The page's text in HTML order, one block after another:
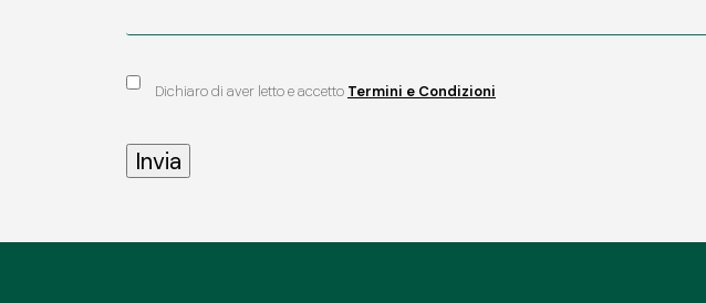
Dichiaro di aver letto e accetto Termini e Condizioni